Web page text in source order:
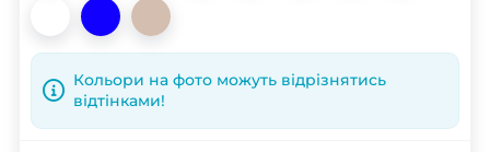
Кольори на фото можуть відрізнятись
відтінками!